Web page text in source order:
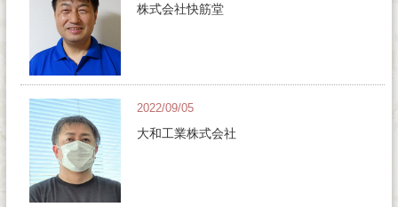
株式会社快筋堂
2022/09/05
大和工業株式会社